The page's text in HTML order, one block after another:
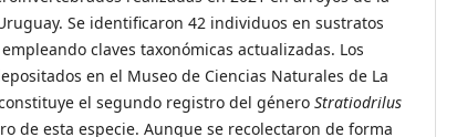
Se identificaron 42 individuos en sustratos
claves taxonómicas actualizadas. Los
en el Museo de Ciencias Naturales de La
el segundo registro del género Stratiodrilus
de esta especie. Aunque se recolectaron de forma